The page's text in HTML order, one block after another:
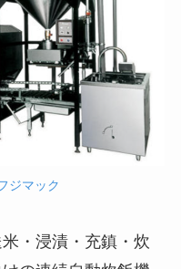
ジマック
・浸漬・充鎮・炊